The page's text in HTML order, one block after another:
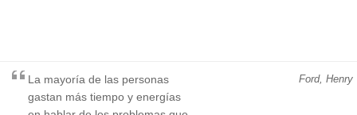
Ford, Henry
La mayoría de las personas
gastan más tiempo y energías